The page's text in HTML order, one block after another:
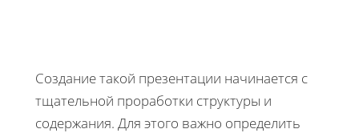
Создание такой презентации начинается с
тщательной проработки структуры и
содержания. Для этого важно определить